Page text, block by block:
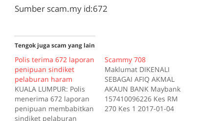
Sumber scam.my id:672
Tengok juga scam yang lain
Polis terima 672 laporan
penipuan sindiket
pelaburan haram
KUALA LUMPUR: Polis
menerima 672 laporan
penipuan membabitkan
sindiket pelaburan
Scammy 708
Maklumat DIKENALI
SEBAGAI AFIQ AKMAL
AKAUN BANK Maybank
157410096226 Kes RM
270 Kes 1 2017-01-04